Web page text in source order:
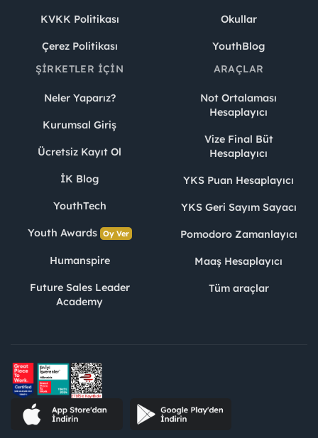
KVKK Politikası
Çerez Politikası
Okullar
YouthBlog
ŞIRKETLER İÇIN
Neler Yaparız?
Kurumsal Giriş
Ücretsiz Kayıt Ol
İK Blog
YouthTech
Youth Awards Oy Ver
Humanspire
Future Sales Leader
Academy
ARAÇLAR
Not Ortalaması
Hesaplayıcı
Vize Final Büt
Hesaplayıcı
YKS Puan Hesaplayıcı
YKS Geri Sayım Sayacı
Pomodoro Zamanlayıcı
Maaş Hesaplayıcı
Tüm araçlar